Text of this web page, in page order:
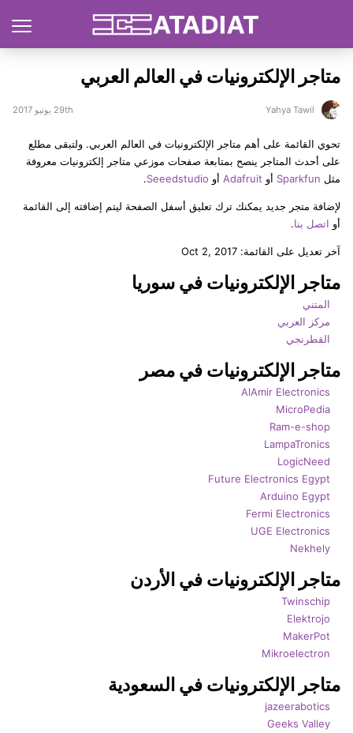
متاجر الإلكترونيات في العالم العربي
Yahya Tawil 29th يونيو 2017
تحوي القائمة على أهم متاجر الإلكترونيات في العالم العربي. ولتبقى مطلع
على أحدث المتاجر ينصح بمتابعة صفحات موزعي متاجر إلكترونيات معروفة
مثل Sparkfun أو Adafruit أو Seeedstudio
.
لإضافة متجر جديد يمكنك ترك تعليق أسفل الصفحة ليتم إضافته إلى القائمة
أو اتصل بنا.
آخر تعديل على القائمة: Oct 2, 2017
متاجر الإلكترونيات في سوريا
المتني
مركز العربي
القطرنجي
متاجر الإلكترونيات في مصر
AlAmir Electronics
MicroPedia
Ram-e-shop
LampaTronics
LogicNeed
Future Electronics Egypt
Arduino Egypt
Fermi Electronics
UGE Electronics
Nekhely
متاجر الإلكترونيات في الأردن
Twinschip
Elektrojo
MakerPot
Mikroelectron
متاجر الإلكترونيات في السعودية
jazeerabotics
Geeks Valley